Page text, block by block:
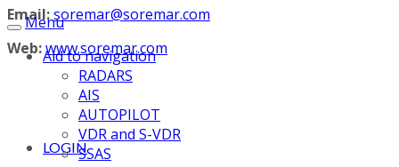
Email:soremar@soremar.com
Web:www.soremar.com
LOGIN
Menu
Aid to navigation
RADARS
AIS
AUTOPILOT
VDR and S-VDR
SSAS